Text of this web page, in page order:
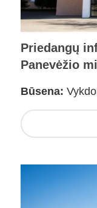
Priedangų
Panevėžio
Būsena: